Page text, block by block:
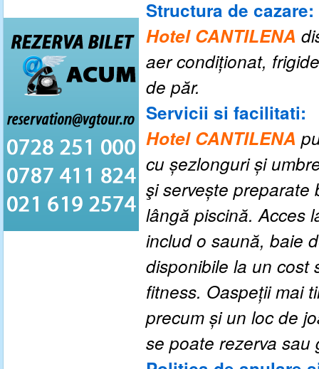
Structura de cazare:
Hotel CANTILENA
aer condiționat,
de păr.
Servicii si facilitati:
Hotel CANTILENA
cu șezlonguri și
şi servește preparate
lângă piscină. Acces
includ o saună, baie
disponibile la un cost
fitness. Oaspeții mai
precum și un loc de
se poate rezerva